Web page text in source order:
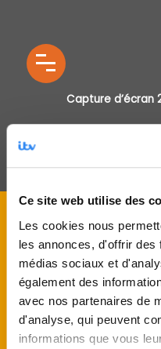
Ce site web utilise des
Les cookies nous
les annonces, d'offrir
médias sociaux et
également des
avec nos partenaires de
d'analyse, qui peuvent
informations que vous
Capture d’écran